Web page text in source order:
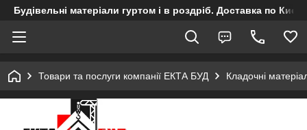
Будівельні матеріали гуртом і в роздріб. Доставка по
Товари та послуги компанії ЕКТА БУД Кладочні